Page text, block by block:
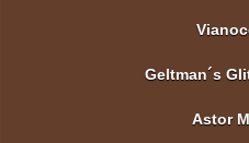
Geltman´s
Astor